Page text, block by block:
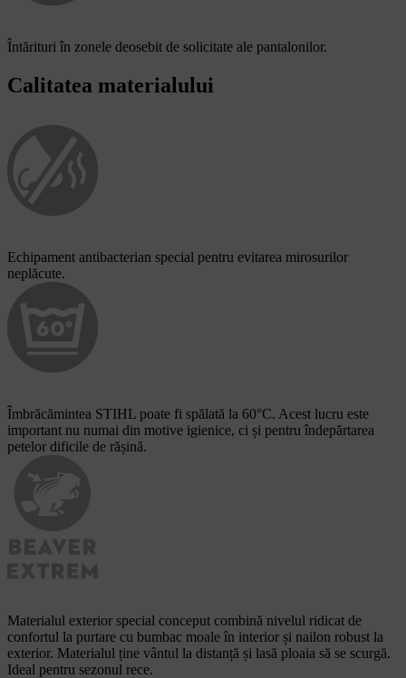
Întărituri în zonele deosebit de solicitate ale pantalonilor.
Calitatea materialului
Echipament antibacterian special pentru evitarea mirosurilor
neplăcute.
Îmbrăcămintea STIHL poate fi spălată la 60°C. Acest lucru este
important nu numai din motive igienice, ci și pentru îndepărtarea
petelor dificile de rășină.
Materialul exterior special conceput combină nivelul ridicat de
confortul la purtare cu bumbac moale în interior și nailon robust la
exterior. Materialul ține vântul la distanță și lasă ploaia să se scurgă.
Ideal pentru sezonul rece.